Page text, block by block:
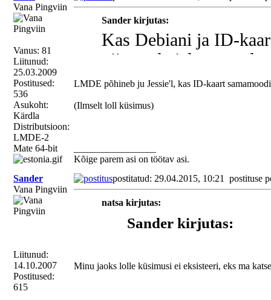
Vana Pingviin
Vanus: 81
Liitunud:
25.03.2009
Postitused:
536
Asukoht:
Kärdla
Distributsioon:
LMDE-2
Mate 64-bit
Sander kirjutas:
Kas Debiani ja ID-
viimasel ajal on
tahaks katsetada, siit
aastast.
LMDE põhineb ju Jessie'l, kas ID-kaart
(Ilmselt loll küsimus)
Kõige parem asi on töötav asi.
Sander
Vana Pingviin
Liitunud:
14.10.2007
Postitused:
615
postitatud: 29.04.2015, 10:21 postituse
natsa kirjutas:
Sander kirjutas:
ajal on tegelenud?
Minu jaoks lolle küsimusi ei eksisteeri, eks ma